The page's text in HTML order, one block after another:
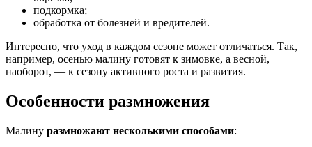
подкормка;
обработка от болезней и вредителей.
Интересно, что уход в каждом сезоне может отличаться. Так,
например, осенью малину готовят к зимовке, а весной,
наоборот, — к сезону активного роста и развития.
Особенности размножения
Малину размножают несколькими способами: